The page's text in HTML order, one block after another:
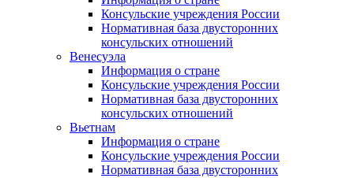
Консульские учреждения России
Нормативная база двусторонних
консульских отношений
Венесуэла
Информация о стране
Консульские учреждения России
Нормативная база двусторонних
консульских отношений
Вьетнам
Информация о стране
Консульские учреждения России
Нормативная база двусторонних